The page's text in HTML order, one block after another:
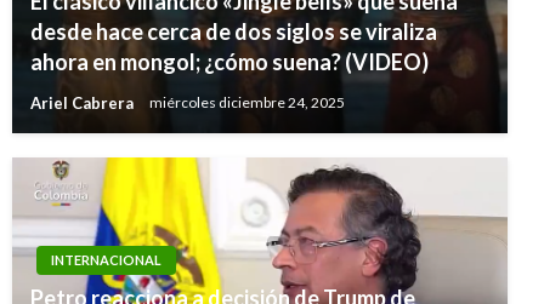
desde hace cerca de dos siglos se viraliza
ahora en mongol; ¿cómo suena? (VIDEO)
Ariel Cabrera miércoles diciembre 24, 2025
INTERNACIONAL
Petro reacciona a decisión de Trump de